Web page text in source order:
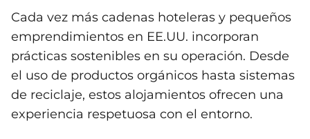
Cada vez más cadenas hoteleras y pequeños
emprendimientos en EE.UU. incorporan
prácticas sostenibles en su operación. Desde
el uso de productos orgánicos hasta sistemas
de reciclaje, estos alojamientos ofrecen una
experiencia respetuosa con el entorno.